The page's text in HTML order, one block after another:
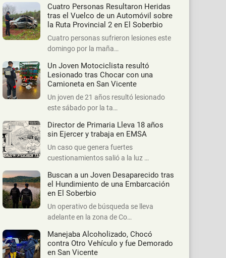
Cuatro Personas Resultaron Heridas
tras el Vuelco de un Automóvil sobre
la Ruta Provincial 2 en El Soberbio
Cuatro personas sufrieron lesiones este
domingo por la maña…
Un Joven Motociclista resultó
Lesionado tras Chocar con una
Camioneta en San Vicente
Un joven de 21 años resultó lesionado
este sábado por la ta…
Director de Primaria Lleva 18 años
sin Ejercer y trabaja en EMSA
Un caso que genera fuertes
cuestionamientos salió a la luz …
Buscan a un Joven Desaparecido tras
el Hundimiento de una Embarcación
en El Soberbio
Un operativo de búsqueda se lleva
adelante en la zona de Co…
Manejaba Alcoholizado, Chocó
contra Otro Vehículo y fue Demorado
en San Vicente